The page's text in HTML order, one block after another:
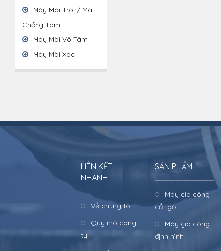
Máy Mài Tròn/ Mài
Chống Tâm
Máy Mài Vô Tâm
Máy Mài Xoa
LIÊN KẾT
NHANH
Về chúng tôi
Quy mô công
ty
SẢN PHẨM
Máy gia công
cắt gọt
Máy gia công
định hình